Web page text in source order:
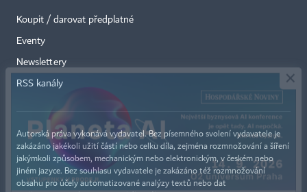
Koupit / darovat předplatné
Eventy
Newslettery
RSS kanály
Autorská práva vykonává vydavatel. Bez písemného svolení vydavatele je
zakázáno jakékoli užití částí nebo celku díla, zejména rozmnožování a šíření
jakýmkoli způsobem, mechanickým nebo elektronickým, v českém nebo
jiném jazyce. Bez souhlasu vydavatele je zakázáno též rozmnožování
obsahu pro účely automatizované analýzy textů nebo dat